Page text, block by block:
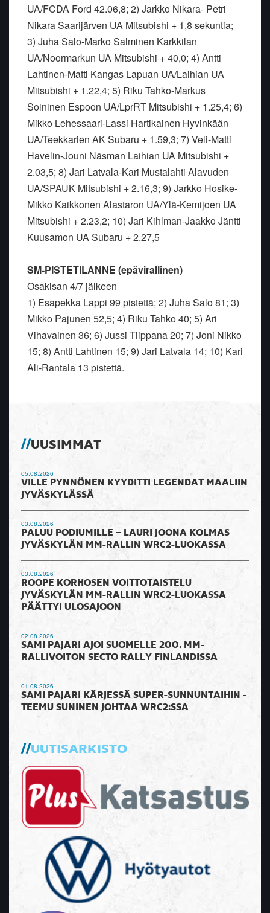
UA/FCDA Ford 42.06,8; 2) Jarkko Nikara- Petri
Nikara Saarijärven UA Mitsubishi + 1,8 sekuntia;
3) Juha Salo-Marko Salminen Karkkilan
UA/Noormarkun UA Mitsubishi + 40,0; 4) Antti
Lahtinen-Matti Kangas Lapuan UA/Laihian UA
Mitsubishi + 1.22,4; 5) Riku Tahko-Markus
Soininen Espoon UA/LprRT Mitsubishi + 1.25,4; 6)
Mikko Lehessaari-Lassi Hartikainen Hyvinkään
UA/Teekkarien AK Subaru + 1.59,3; 7) Veli-Matti
Havelin-Jouni Näsman Laihian UA Mitsubishi +
2.03,5; 8) Jari Latvala-Kari Mustalahti Alavuden
UA/SPAUK Mitsubishi + 2.16,3; 9) Jarkko Hosike-
Mikko Kaikkonen Alastaron UA/Ylä-Kemijoen UA
Mitsubishi + 2.23,2; 10) Jari Kihlman-Jaakko Jäntti
Kuusamon UA Subaru + 2.27,5
SM-PISTETILANNE (epävirallinen)
Osakisan 4/7 jälkeen
1) Esapekka Lappi 99 pistettä; 2) Juha Salo 81; 3)
Mikko Pajunen 52,5; 4) Riku Tahko 40; 5) Ari
Vihavainen 36; 6) Jussi Tiippana 20; 7) Joni Nikko
15; 8) Antti Lahtinen 15; 9) Jari Latvala 14; 10) Kari
Ali-Rantala 13 pistettä.
UUSIMMAT
05.08.2026
VILLE PYNNÖNEN KYYDITTI LEGENDAT MAALIIN
JYVÄSKYLÄSSÄ
03.08.2026
PALUU PODIUMILLE – LAURI JOONA KOLMAS
JYVÄSKYLÄN MM-RALLIN WRC2-LUOKASSA
03.08.2026
ROOPE KORHOSEN VOITTOTAISTELU
JYVÄSKYLÄN MM-RALLIN WRC2-LUOKASSA
PÄÄTTYI ULOSAJOON
02.08.2026
SAMI PAJARI AJOI SUOMELLE 200. MM-
RALLIVOITON SECTO RALLY FINLANDISSA
01.08.2026
SAMI PAJARI KÄRJESSÄ SUPER-SUNNUNTAIHIN -
TEEMU SUNINEN JOHTAA WRC2:SSA
UUTISARKISTO